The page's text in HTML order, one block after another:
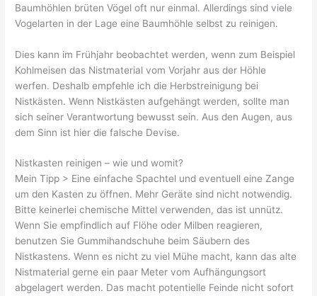
Baumhöhlen brüten Vögel oft nur einmal. Allerdings sind viele
Vogelarten in der Lage eine Baumhöhle selbst zu reinigen.
Dies kann im Frühjahr beobachtet werden, wenn zum Beispiel
Kohlmeisen das Nistmaterial vom Vorjahr aus der Höhle
werfen. Deshalb empfehle ich die Herbstreinigung bei
Nistkästen. Wenn Nistkästen aufgehängt werden, sollte man
sich seiner Verantwortung bewusst sein. Aus den Augen, aus
dem Sinn ist hier die falsche Devise.
Nistkasten reinigen – wie und womit?
Mein Tipp > Eine einfache Spachtel und eventuell eine Zange
um den Kasten zu öffnen. Mehr Geräte sind nicht notwendig.
Bitte keinerlei chemische Mittel verwenden, das ist unnütz.
Wenn Sie empfindlich auf Flöhe oder Milben reagieren,
benutzen Sie Gummihandschuhe beim Säubern des
Nistkastens. Wenn es nicht zu viel Mühe macht, kann das alte
Nistmaterial gerne ein paar Meter vom Aufhängungsort
abgelagert werden. Das macht potentielle Feinde nicht sofort